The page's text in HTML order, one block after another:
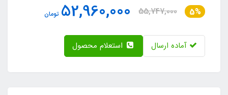
5%
55,747,000
52,960,000 تومان
آماده ارسال